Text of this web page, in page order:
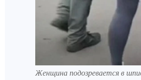
Женщина подозревается в